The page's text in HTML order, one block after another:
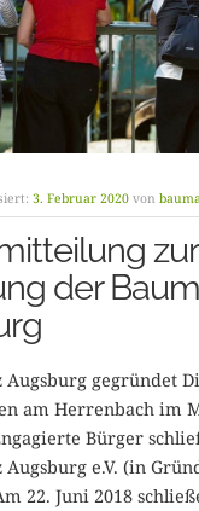
3. Februar 2020 von
zur
der
Augsburg gegründet
am Herrenbach im
Bürger
e.V. (in
22. Juni 2018